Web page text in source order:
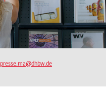
presse.ma@dhbw.de